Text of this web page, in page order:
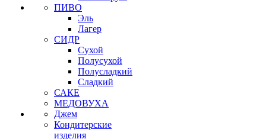
ПИВО
Эль
Лагер
СИДР
Сухой
Полусухой
Полусладкий
Сладкий
САКЕ
МЕДОВУХА
Джем
Кондитерские
изделия